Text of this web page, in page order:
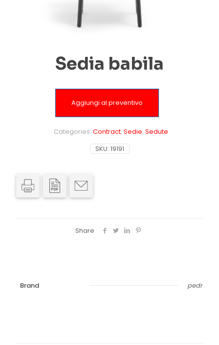
Sedia babila
Aggiungi al preventivo
SKU: 19191
Categories: Contract, Sedie, Sedute
Share
Brand pedr